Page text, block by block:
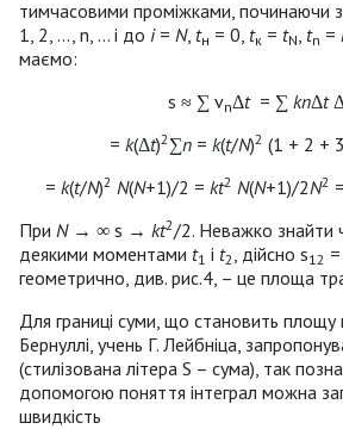
тимчасовими проміжками, починаючи
1, 2, ..., n, ... і до i= N, tн = 0, tк = tN tn =
маємо:
s ≈ ∑ vnΔt= ∑ knΔt
= k(Δt)2 ∑n= k(t/N)2 (1 + 2 +
= k(t/N)2 N(N+1)/2 = kt2 N(N+1)/2N2
При N→ ∞ s → kt2/2. Неважко знайти
деякими моментами t1 і t2 , дійсно s12 =
геометрично, див. рис.4, – це площа
Для границі суми, що становить площу
Бернуллі, учень Г. Лейбніца,
(стилізована літера S – сума), так
допомогою поняття інтеграл можна
швидкість